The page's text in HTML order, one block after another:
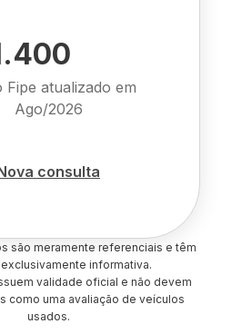
Fipe atualizado em
Ago/2026
consulta
são meramente referenciais e têm
informativa.
validade oficial e não devem
como uma avaliação de veículos
usados.